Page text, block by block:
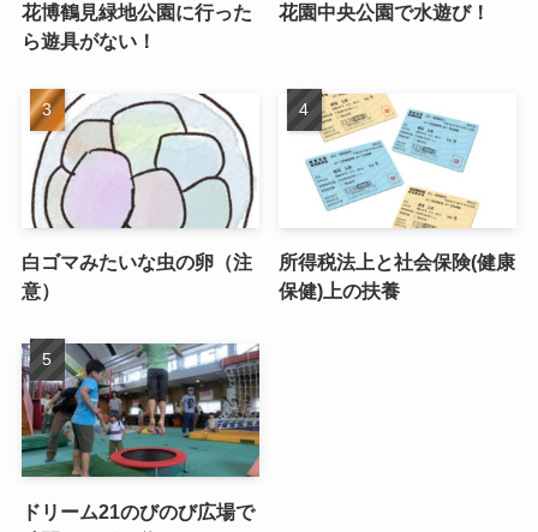
花博鶴見緑地公園に行った
ら遊具がない！
花園中央公園で水遊び！
白ゴマみたいな虫の卵（注
意）
所得税法上と社会保険(健康
保健)上の扶養
ドリーム21のびのび広場で